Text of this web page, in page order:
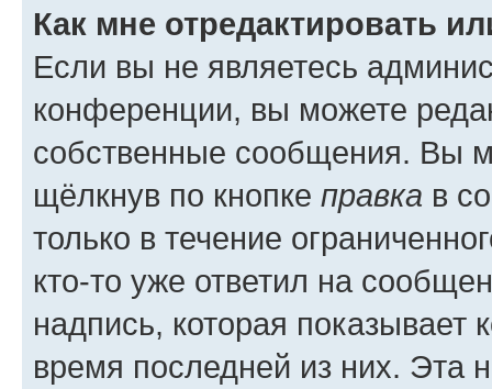
Как мне отредактировать
Если вы не являетесь
конференции, вы можете
собственные сообщения. Вы
щёлкнув по кнопке правка в
только в течение
кто-то уже ответил на
надпись, которая показывает
время последней из них. Эта